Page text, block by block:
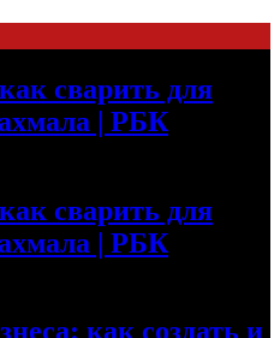
сварить для
| РБК
сварить для
| РБК
как создать и